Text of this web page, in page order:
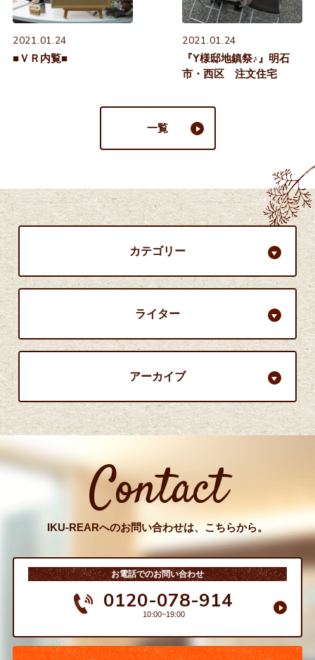
2021.01.24
■ＶＲ内覧■
2021.01.24
『Y様邸地鎮祭♪』明石
市・西区 注文住宅
一覧
カテゴリー
ライター
アーカイブ
Contact
IKU-REARへのお問い合わせは、こちらから。
お電話でのお問い合わせ
0120-078-914
10:00~19:00